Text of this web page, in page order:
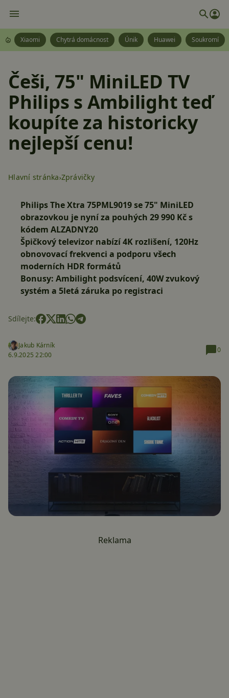
Xiaomi Chytrá domácnost Únik Huawei Soukromí
Češi, 75" MiniLED TV
Philips s Ambilight teď
koupíte za historicky
nejlepší cenu!
Hlavní stránka Zprávičky
Philips The Xtra 75PML9019 se 75" MiniLED
obrazovkou je nyní za pouhých 29 990 Kč s
kódem ALZADNY20
Špičkový televizor nabízí 4K rozlišení, 120Hz
obnovovací frekvenci a podporu všech
moderních HDR formátů
Bonusy: Ambilight podsvícení, 40W zvukový
systém a 5letá záruka po registraci
Sdílejte:
Jakub Kárník
6.9.2025 22:00
0
Reklama